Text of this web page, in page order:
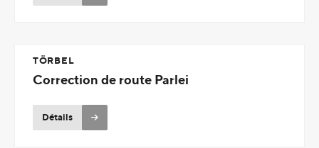
TÖRBEL
Correction de route Parlei
Détails